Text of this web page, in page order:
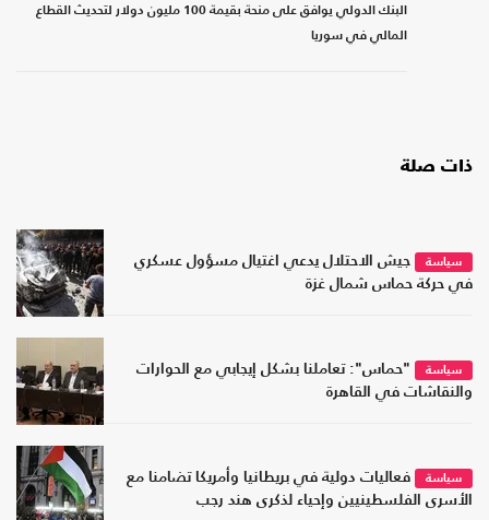
البنك الدولي يوافق على منحة بقيمة 100 مليون دولار لتحديث القطاع
المالي في سوريا
ذات صلة
سياسة
جيش الاحتلال يدعي اغتيال مسؤول عسكري
في حركة حماس شمال غزة
سياسة
"حماس": تعاملنا بشكل إيجابي مع الحوارات
والنقاشات في القاهرة
سياسة
فعاليات دولية في بريطانيا وأمريكا تضامنا مع
الأسرى الفلسطينيين وإحياء لذكرى هند رجب